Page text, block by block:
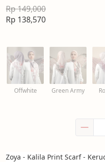
Rp 149,000
Rp 138,570
Offwhite Green Army
Zoya - Kalila Print Scarf -